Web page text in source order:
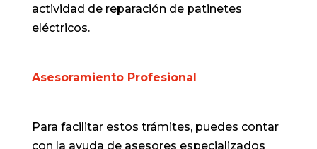
actividad de reparación de patinetes
eléctricos.
Asesoramiento Profesional
Para facilitar estos trámites, puedes contar
con la ayuda de asesores especializados